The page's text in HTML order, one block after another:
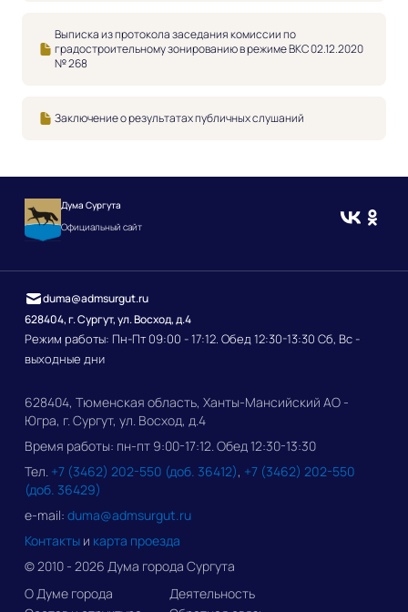
Выписка из протокола заседания комиссии по
градостроительному зонированию в режиме ВКС 02.12.2020
№ 268
Заключение о результатах публичных слушаний
Дума Сургута
Официальный сайт
628404, г. Сургут, ул. Восход, д.4
Режим работы: Пн-Пт 09:00 - 17:12. Обед 12:30-13:30 Сб, Вс -
выходные дни
duma@admsurgut.ru
628404, Тюменская область, Ханты-Мансийский АО -
Югра, г. Сургут, ул. Восход, д.4
Время работы: пн-пт 9:00-17:12. Обед 12:30-13:30
Тел. +7 (3462) 202-550 (доб. 36412), +7 (3462) 202-550
(доб. 36429)
e-mail: duma@admsurgut.ru
Контакты и карта проезда
© 2010 - 2026 Дума города Сургута
О Думе города
Деятельность